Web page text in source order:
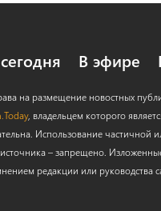
В эфире
на размещение новостных
, владельцем которого
Использование
– запрещено.
редакции или руководства